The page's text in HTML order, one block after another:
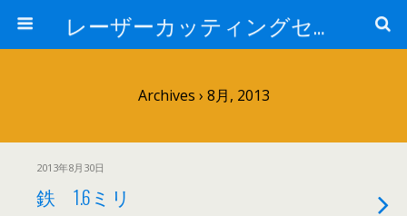
レーザーカッティングセンター 株式会社 中本鉄工所
Archives › 8月, 2013
2013年8月30日
鉄 1.6ミリ